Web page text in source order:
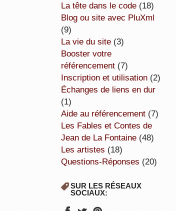
la tête dans le code(18)
Blog ou site avec PluXml
(9)
la vie du site(3)
booster votre
référencement(7)
inscription et utilisation(2)
échanges de liens en dur
(1)
aide au référencement(7)
Les Fables et Contes de
Jean de La Fontaine(48)
Les artistes (18)
Questions-Réponses (20)
SUR LES RÉSEAUX
SOCIAUX: